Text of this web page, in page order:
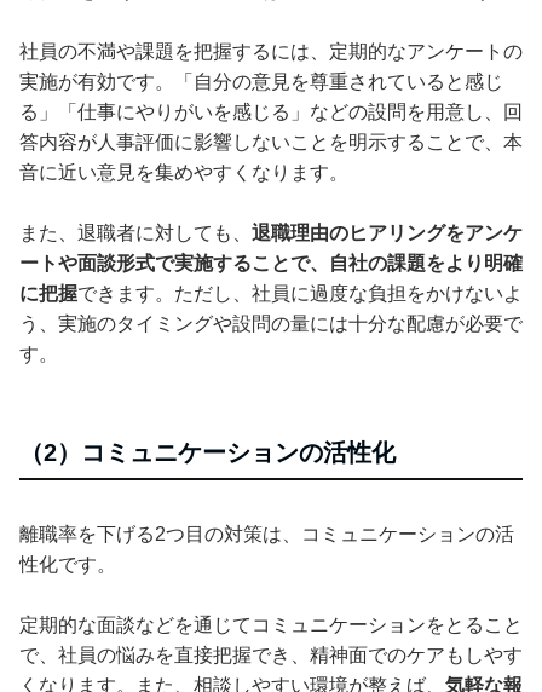
社員の不満や課題を把握するには、定期的なアンケートの
実施が有効です。「自分の意見を尊重されていると感じ
る」「仕事にやりがいを感じる」などの設問を用意し、回
答内容が人事評価に影響しないことを明示することで、本
音に近い意見を集めやすくなります。
また、退職者に対しても、 退職理由のヒアリングをアンケ
ートや面談形式で実施することで、自社の課題をより明確
に把握できます。ただし、社員に過度な負担をかけないよ
う、実施のタイミングや設問の量には十分な配慮が必要で
す。
（2）コミュニケーションの活性化
離職率を下げる2つ目の対策は、コミュニケーションの活
性化です。
定期的な面談などを通じてコミュニケーションをとること
で、社員の悩みを直接把握でき、精神面でのケアもしやす
くなります。また、相談しやすい環境が整えば、 気軽な報